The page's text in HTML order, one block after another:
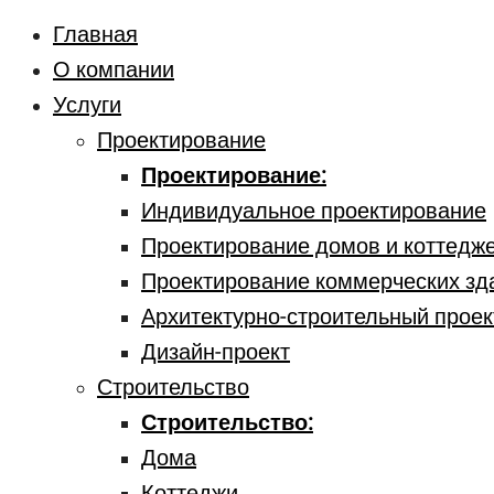
Главная
О компании
Услуги
Проектирование
Проектирование:
Индивидуальное проектирование
Проектирование домов и
Проектирование коммерческих
Архитектурно-строительный
Дизайн-проект
Строительство
Строительство:
Дома